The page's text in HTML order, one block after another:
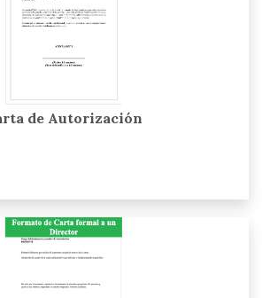
de Autorización